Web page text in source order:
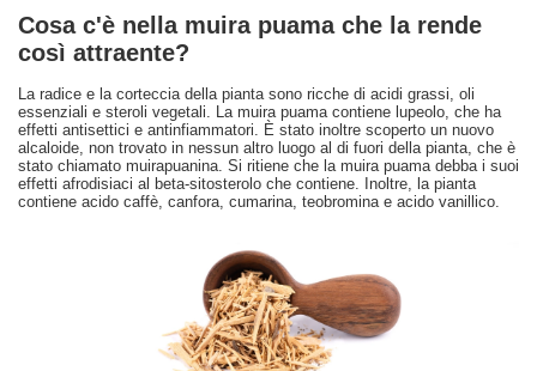
Cosa c'è nella muira puama che la rende
così attraente?
La radice e la corteccia della pianta sono ricche di acidi grassi, oli
essenziali e steroli vegetali. La muira puama contiene lupeolo, che ha
effetti antisettici e antinfiammatori. È stato inoltre scoperto un nuovo
alcaloide, non trovato in nessun altro luogo al di fuori della pianta, che è
stato chiamato muirapuanina. Si ritiene che la muira puama debba i suoi
effetti afrodisiaci al beta-sitosterolo che contiene. Inoltre, la pianta
contiene acido caffè, canfora, cumarina, teobromina e acido vanillico.